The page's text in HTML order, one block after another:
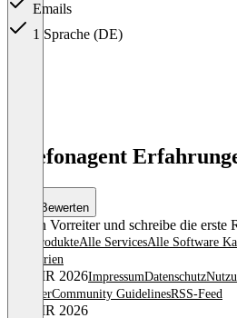
Emails
1 Sprache (DE)
Telefonagent
Bewerten
Sei ein Vorreiter und schreibe die erste
Alle ProdukteAlle ServicesAlle Software
Kategorien
© OMR 2026ImpressumDatenschutz
AnbieterCommunity GuidelinesRSS-Feed
© OMR 2026